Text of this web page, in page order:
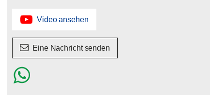
Video ansehen
Eine Nachricht senden